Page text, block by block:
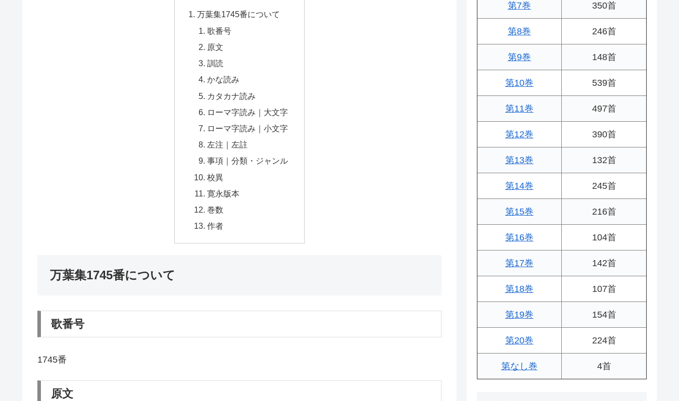
万葉集1745番について
歌番号
原文
訓読
かな読み
カタカナ読み
ローマ字読み｜大文字
ローマ字読み｜小文字
左注｜左註
事項｜分類・ジャンル
校異
寛永版本
巻数
作者
万葉集1745番について
歌番号
1745番
原文
第7巻 350首
第8巻 246首
第9巻 148首
第10巻 539首
第11巻 497首
第12巻 390首
第13巻 132首
第14巻 245首
第15巻 216首
第16巻 104首
第17巻 142首
第18巻 107首
第19巻 154首
第20巻 224首
第なし巻 4首